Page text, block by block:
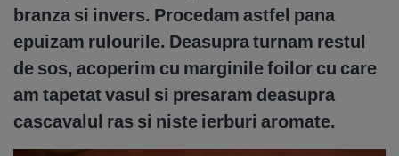
branza si invers. Procedam astfel pana
epuizam rulourile. Deasupra turnam restul
de sos, acoperim cu marginile foilor cu care
am tapetat vasul si presaram deasupra
cascavalul ras si niste ierburi aromate.